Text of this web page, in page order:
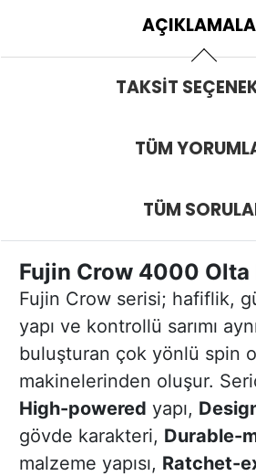
TAKSIT
TÜM
TÜM
Fujin Crow 4000 Olta
Fujin Crow serisi; hafiflik,
yapı ve kontrollü sarımı
buluşturan çok yönlü spin
makinelerinden oluşur.
High-powered yapı,
gövde karakteri, Durable-
malzeme yapısı, Ratchet-